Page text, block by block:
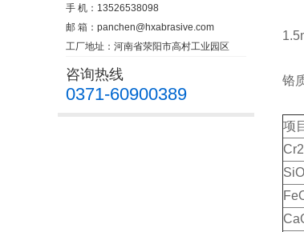
手 机：13526538098
邮 箱： panchen@hxabrasive.com
工厂地址：河南省荥阳市高村工业园区
咨询热线
0371-60900389
铬
项